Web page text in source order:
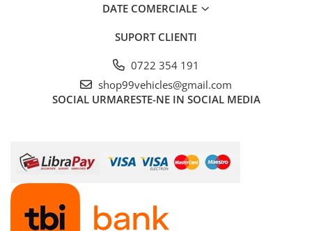
DATE COMERCIALE
SUPORT CLIENTI
0722 354 191
shop99vehicles@gmail.com
SOCIAL URMARESTE-NE IN SOCIAL MEDIA